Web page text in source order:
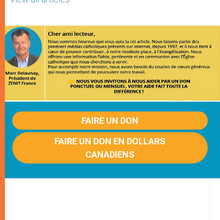
FAIRE UN DON
FAIRE UN DON EN DOLLARS
CANADIENS